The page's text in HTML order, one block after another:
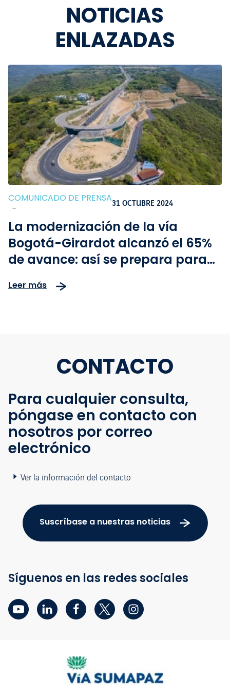
NOTICIAS
ENLAZADAS
COMUNICADO DE PRENSA
-
31 OCTUBRE 2024
La modernización de la vía
Bogotá-Girardot alcanzó el 65%
de avance: así se prepara para
durante el festivo de Todos los
Leer más
CONTACTO
Para cualquier consulta,
póngase en contacto con
nosotros por correo
electrónico
Ver la información del contacto
Suscríbase a nuestras noticias
Síguenos en las redes sociales